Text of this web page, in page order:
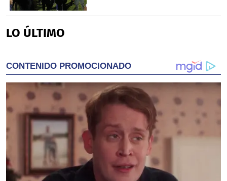
LO ÚLTIMO